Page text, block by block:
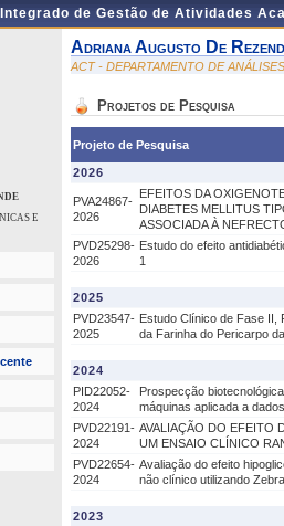
de Gestão de Atividades
E
Adriana Augusto De
ACT - DEPARTAMENTO DE
Projetos de Pesquisa
Projeto de Pesquisa
2026
PVA24867-
2026
EFEITOS DA
DIABETES MELLITUS
ASSOCIADA À
PVD25298-
2026
Estudo do efeito
1
2025
PVD23547-
2025
Estudo Clínico de Fase II,
da Farinha do Pericarpo
2024
PID22052-
2024
Prospecção
máquinas aplicada a
PVD22191-
2024
AVALIAÇÃO DO EFEITO
UM ENSAIO CLÍNICO
PVD22654-
2024
Avaliação do efeito
não clínico utilizando
2023